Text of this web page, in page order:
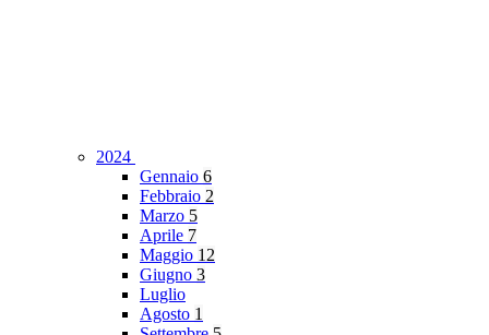
2024
Gennaio 6
Febbraio 2
Marzo 5
Aprile 7
Maggio 12
Giugno 3
Luglio
Agosto 1